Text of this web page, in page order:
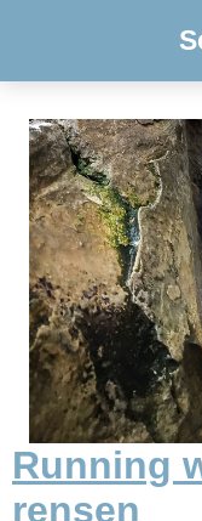
Running
rensen